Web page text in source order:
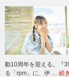
動10周年を迎える。『
る「rpm」に、伊 … 続